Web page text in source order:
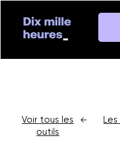
Voir tous les
outils
←